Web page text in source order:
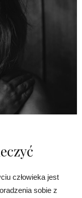
człowieka jest
sobie z